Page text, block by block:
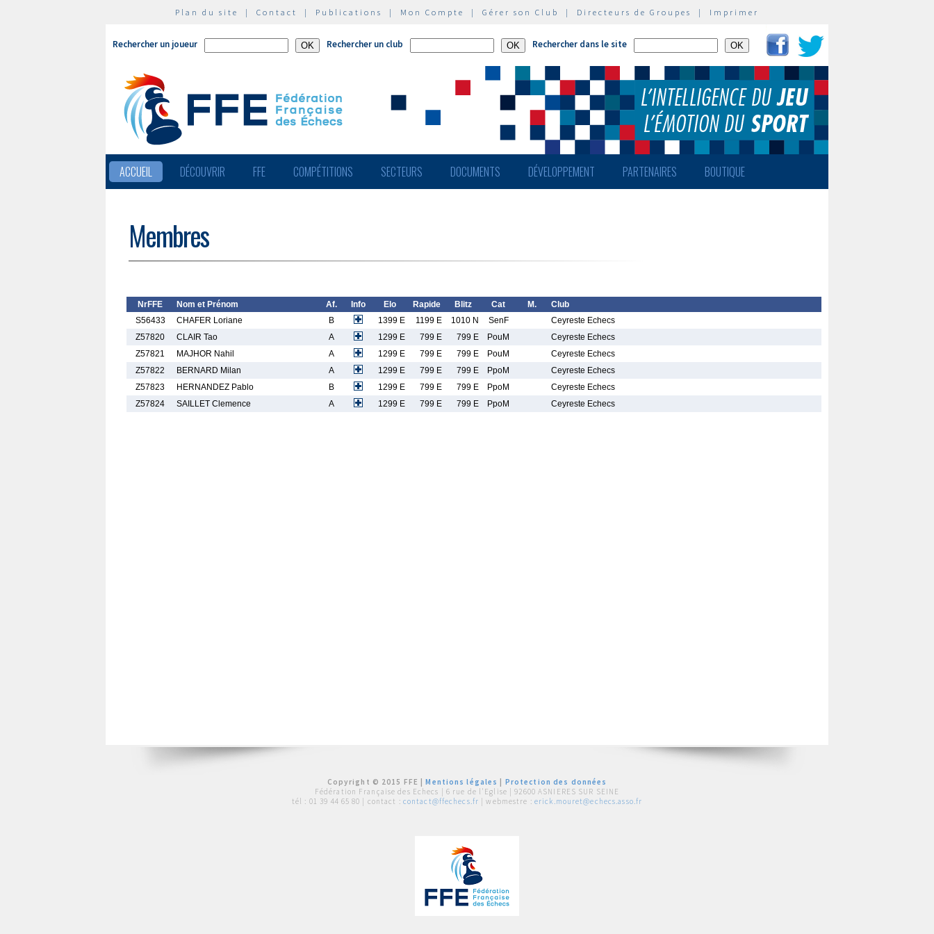
Plan du site | Contact | Publications | Mon Compte | Gérer son Club | Directeurs de Groupes | Imprimer
Rechercher un joueur Rechercher un club Rechercher dans le site
ACCUEIL DÉCOUVRIR FFE COMPÉTITIONS SECTEURS DOCUMENTS DÉVELOPPEMENT PARTENAIRES BOUTIQUE
Membres
NrFFE Nom et Prénom Af. Info Elo Rapide Blitz Cat M.
Club
S56433
CHAFER Loriane B 1399 E 1199 E 1010 N SenF
Ceyreste Echecs
Z57820
CLAIR Tao A 1299 E 799 E 799 E PouM
Ceyreste Echecs
Z57821
MAJHOR Nahil A 1299 E 799 E 799 E PouM
Ceyreste Echecs
Z57822
BERNARD Milan A 1299 E 799 E 799 E PpoM
Ceyreste Echecs
Z57823
HERNANDEZ Pablo B 1299 E 799 E 799 E PpoM
Ceyreste Echecs
Z57824
SAILLET Clemence A 1299 E 799 E 799 E PpoM Ceyreste Echecs
Copyright © 2015 FFE |Mentions légales
Protection des données
Fédération Française des Echecs | 6 rue de l'Eglise | 92600 ASNIERES SUR SEINE
tél : 01 39 44 65 80 | contact : contact@ffechecs.fr | webmestre : erick.mouret@echecs.asso.fr